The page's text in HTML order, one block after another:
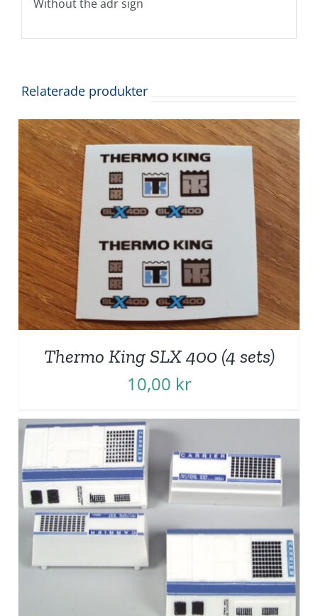
Without the adr sign
Relaterade produkter
Thermo King SLX 400 (4 sets)
10,00 kr